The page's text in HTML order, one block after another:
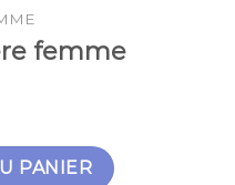
femme
femme
PANIER